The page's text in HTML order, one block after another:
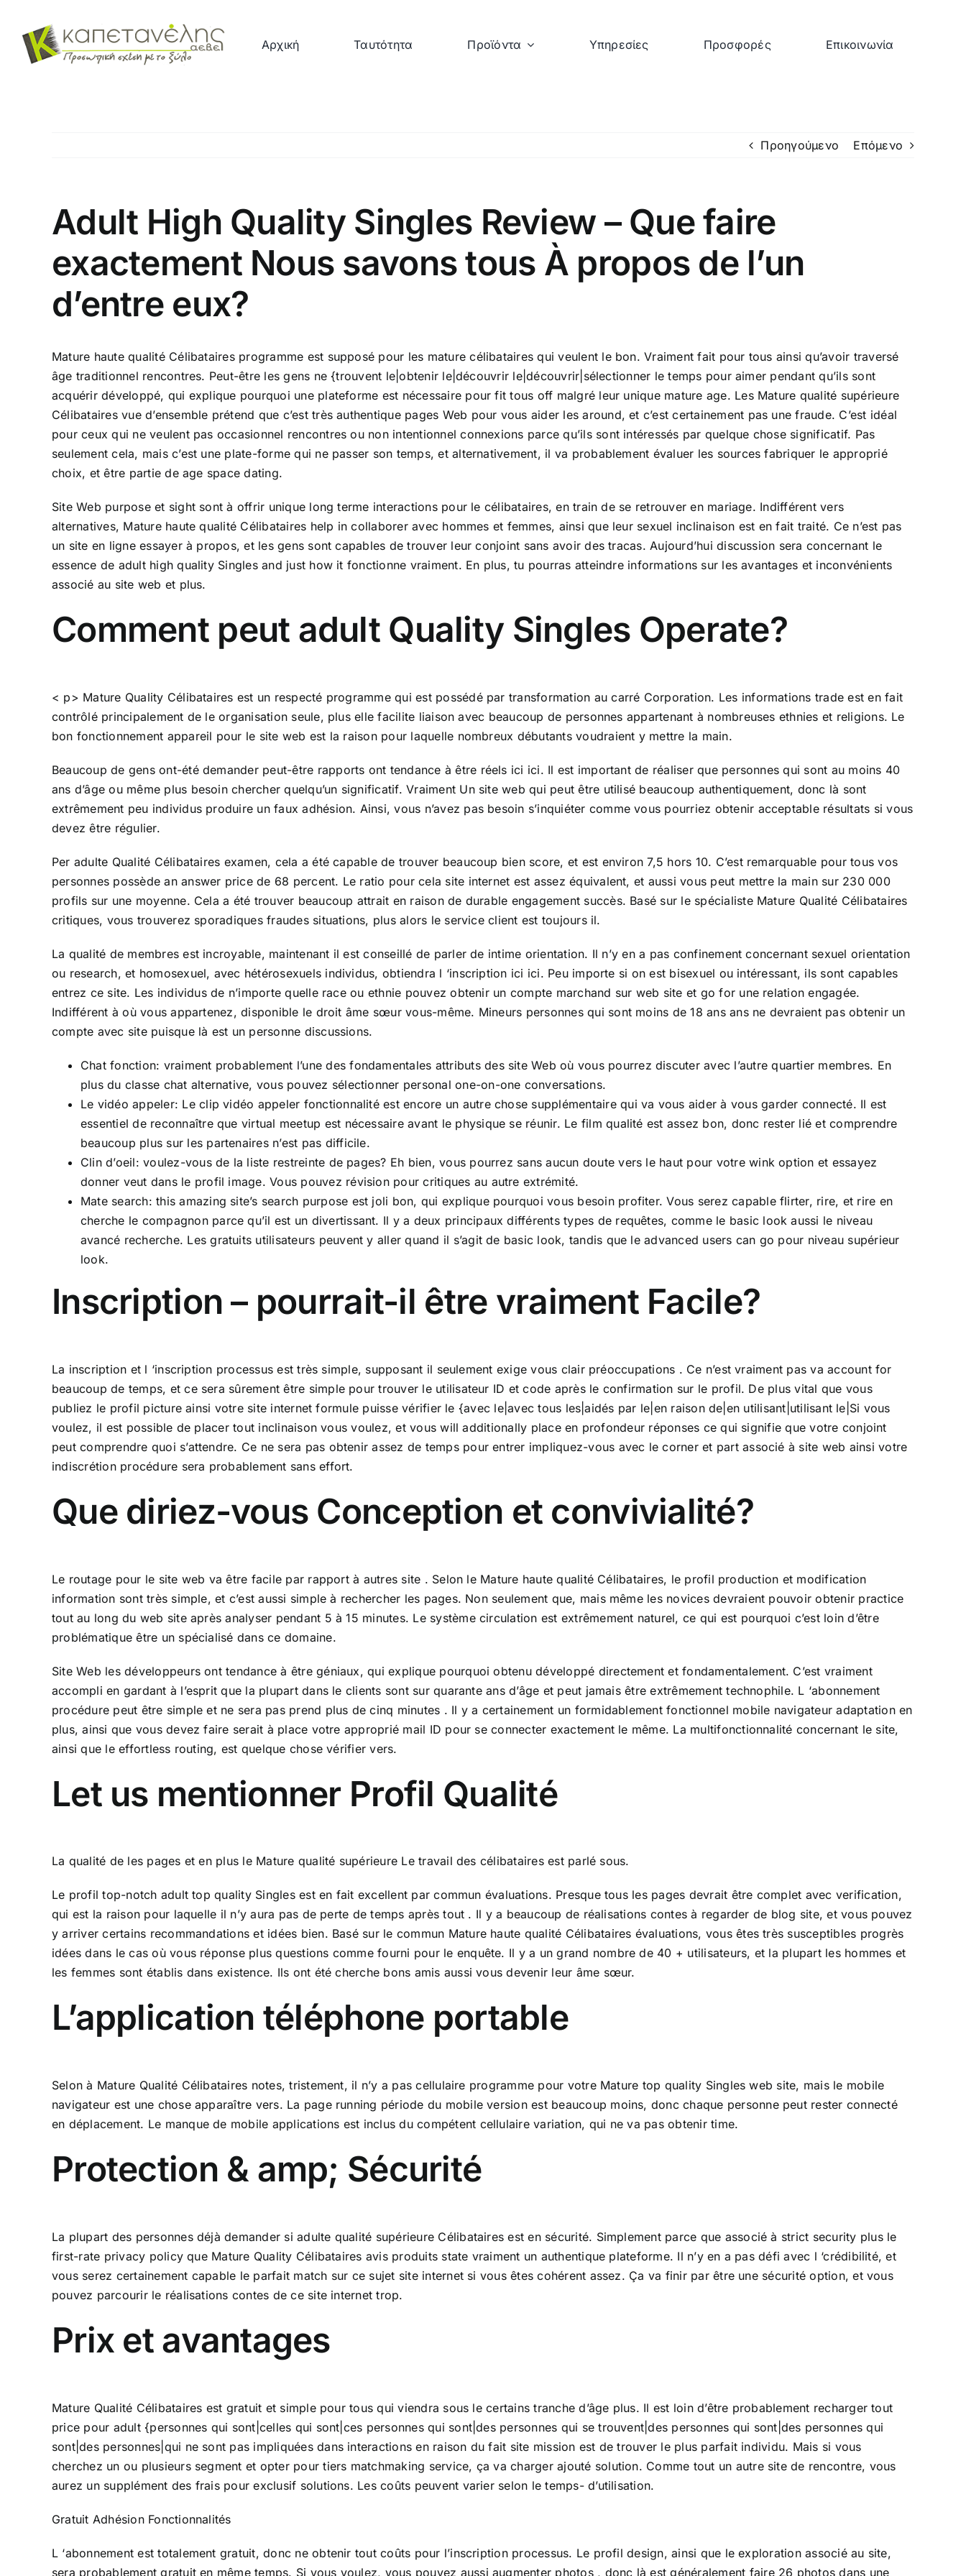
περιεχόμενο
Αρχική Ταυτότητα Προϊόντα Υπηρεσίες Προσφορές Επικοινωνία
Προηγούμενο Επόμενο
Adult High Quality Singles Review – Que faire
exactement Nous savons tous À propos de l’un
d’entre eux?
Mature haute qualité Célibataires programme est supposé pour les mature célibataires qui veulent le bon. Vraiment fait pour tous ainsi qu’avoir traversé
âge traditionnel rencontres. Peut-être les gens ne {trouvent le|obtenir le|découvrir le|découvrir|sélectionner le temps pour aimer pendant qu’ils sont
acquérir développé, qui explique pourquoi une plateforme est nécessaire pour fit tous off malgré leur unique mature age. Les Mature qualité supérieure
Célibataires vue d’ensemble prétend que c’est très authentique pages Web pour vous aider les around, et c’est certainement pas une fraude. C’est idéal
pour ceux qui ne veulent pas occasionnel rencontres ou non intentionnel connexions parce qu’ils sont intéressés par quelque chose significatif. Pas
seulement cela, mais c’est une plate-forme qui ne passer son temps, et alternativement, il va probablement évaluer les sources fabriquer le approprié
choix, et être partie de age space dating.
Site Web purpose et sight sont à offrir unique long terme interactions pour le célibataires, en train de se retrouver en mariage. Indifférent vers
alternatives, Mature haute qualité Célibataires help in collaborer avec hommes et femmes, ainsi que leur sexuel inclinaison est en fait traité. Ce n’est pas
un site en ligne essayer à propos, et les gens sont capables de trouver leur conjoint sans avoir des tracas. Aujourd’hui discussion sera concernant le
essence de adult high quality Singles and just how it fonctionne vraiment. En plus, tu pourras atteindre informations sur les avantages et inconvénients
associé au site web et plus.
Comment peut adult Quality Singles Operate?
< p> Mature Quality Célibataires est un respecté programme qui est possédé par transformation au carré Corporation. Les informations trade est en fait
contrôlé principalement de le organisation seule, plus elle facilite liaison avec beaucoup de personnes appartenant à nombreuses ethnies et religions. Le
bon fonctionnement appareil pour le site web est la raison pour laquelle nombreux débutants voudraient y mettre la main.
Beaucoup de gens ont-été demander peut-être rapports ont tendance à être réels ici ici. Il est important de réaliser que personnes qui sont au moins 40
ans d’âge ou même plus besoin chercher quelqu’un significatif. Vraiment Un site web qui peut être utilisé beaucoup authentiquement, donc là sont
extrêmement peu individus produire un faux adhésion. Ainsi, vous n’avez pas besoin s’inquiéter comme vous pourriez obtenir acceptable résultats si vous
devez être régulier.
Per adulte Qualité Célibataires examen, cela a été capable de trouver beaucoup bien score, et est environ 7,5 hors 10. C’est remarquable pour tous vos
personnes possède an answer price de 68 percent. Le ratio pour cela site internet est assez équivalent, et aussi vous peut mettre la main sur 230 000
profils sur une moyenne. Cela a été trouver beaucoup attrait en raison de durable engagement succès. Basé sur le spécialiste Mature Qualité Célibataires
critiques, vous trouverez sporadiques fraudes situations, plus alors le service client est toujours il.
La qualité de membres est incroyable, maintenant il est conseillé de parler de intime orientation. Il n’y en a pas confinement concernant sexuel orientation
ou research, et homosexuel, avec hétérosexuels individus, obtiendra l ‘inscription ici ici. Peu importe si on est bisexuel ou intéressant, ils sont capables
entrez ce site. Les individus de n’importe quelle race ou ethnie pouvez obtenir un compte marchand sur web site et go for une relation engagée.
Indifférent à où vous appartenez, disponible le droit âme sœur vous-même. Mineurs personnes qui sont moins de 18 ans ans ne devraient pas obtenir un
compte avec site puisque là est un personne discussions.
Chat fonction: vraiment probablement l’une des fondamentales attributs des site Web où vous pourrez discuter avec l’autre quartier membres. En
plus du classe chat alternative, vous pouvez sélectionner personal one-on-one conversations.
Le vidéo appeler: Le clip vidéo appeler fonctionnalité est encore un autre chose supplémentaire qui va vous aider à vous garder connecté. Il est
essentiel de reconnaître que virtual meetup est nécessaire avant le physique se réunir. Le film qualité est assez bon, donc rester lié et comprendre
beaucoup plus sur les partenaires n’est pas difficile.
Clin d’oeil: voulez-vous de la liste restreinte de pages? Eh bien, vous pourrez sans aucun doute vers le haut pour votre wink option et essayez
donner veut dans le profil image. Vous pouvez révision pour critiques au autre extrémité.
Mate search: this amazing site’s search purpose est joli bon, qui explique pourquoi vous besoin profiter. Vous serez capable flirter, rire, et rire en
cherche le compagnon parce qu’il est un divertissant. Il y a deux principaux différents types de requêtes, comme le basic look aussi le niveau
avancé recherche. Les gratuits utilisateurs peuvent y aller quand il s’agit de basic look, tandis que le advanced users can go pour niveau supérieur
look.
Inscription – pourrait-il être vraiment Facile?
La inscription et l ‘inscription processus est très simple, supposant il seulement exige vous clair préoccupations . Ce n’est vraiment pas va account for
beaucoup de temps, et ce sera sûrement être simple pour trouver le utilisateur ID et code après le confirmation sur le profil. De plus vital que vous
publiez le profil picture ainsi votre site internet formule puisse vérifier le {avec le|avec tous les|aidés par le|en raison de|en utilisant|utilisant le|Si vous
voulez, il est possible de placer tout inclinaison vous voulez, et vous will additionally place en profondeur réponses ce qui signifie que votre conjoint
peut comprendre quoi s’attendre. Ce ne sera pas obtenir assez de temps pour entrer impliquez-vous avec le corner et part associé à site web ainsi votre
indiscrétion procédure sera probablement sans effort.
Que diriez-vous Conception et convivialité?
Le routage pour le site web va être facile par rapport à autres site . Selon le Mature haute qualité Célibataires, le profil production et modification
information sont très simple, et c’est aussi simple à rechercher les pages. Non seulement que, mais même les novices devraient pouvoir obtenir practice
tout au long du web site après analyser pendant 5 à 15 minutes. Le système circulation est extrêmement naturel, ce qui est pourquoi c’est loin d’être
problématique être un spécialisé dans ce domaine.
Site Web les développeurs ont tendance à être géniaux, qui explique pourquoi obtenu développé directement et fondamentalement. C’est vraiment
accompli en gardant à l’esprit que la plupart dans le clients sont sur quarante ans d’âge et peut jamais être extrêmement technophile. L ‘abonnement
procédure peut être simple et ne sera pas prend plus de cinq minutes . Il y a certainement un formidablement fonctionnel mobile navigateur adaptation en
plus, ainsi que vous devez faire serait à place votre approprié mail ID pour se connecter exactement le même. La multifonctionnalité concernant le site,
ainsi que le effortless routing, est quelque chose vérifier vers.
Let us mentionner Profil Qualité
La qualité de les pages et en plus le Mature qualité supérieure Le travail des célibataires est parlé sous.
Le profil top-notch adult top quality Singles est en fait excellent par commun évaluations. Presque tous les pages devrait être complet avec verification,
qui est la raison pour laquelle il n’y aura pas de perte de temps après tout . Il y a beaucoup de réalisations contes à regarder de blog site, et vous pouvez
y arriver certains recommandations et idées bien. Basé sur le commun Mature haute qualité Célibataires évaluations, vous êtes très susceptibles progrès
idées dans le cas où vous réponse plus questions comme fourni pour le enquête. Il y a un grand nombre de 40 + utilisateurs, et la plupart les hommes et
les femmes sont établis dans existence. Ils ont été cherche bons amis aussi vous devenir leur âme sœur.
L’application téléphone portable
Selon à Mature Qualité Célibataires notes, tristement, il n’y a pas cellulaire programme pour votre Mature top quality Singles web site, mais le mobile
navigateur est une chose apparaître vers. La page running période du mobile version est beaucoup moins, donc chaque personne peut rester connecté
en déplacement. Le manque de mobile applications est inclus du compétent cellulaire variation, qui ne va pas obtenir time.
Protection & amp; Sécurité
La plupart des personnes déjà demander si adulte qualité supérieure Célibataires est en sécurité. Simplement parce que associé à strict security plus le
first-rate privacy policy que Mature Quality Célibataires avis produits state vraiment un authentique plateforme. Il n’y en a pas défi avec l ‘crédibilité, et
vous serez certainement capable le parfait match sur ce sujet site internet si vous êtes cohérent assez. Ça va finir par être une sécurité option, et vous
pouvez parcourir le réalisations contes de ce site internet trop.
Prix et avantages
Mature Qualité Célibataires est gratuit et simple pour tous qui viendra sous le certains tranche d’âge plus. Il est loin d’être probablement recharger tout
price pour adult {personnes qui sont|celles qui sont|ces personnes qui sont|des personnes qui se trouvent|des personnes qui sont|des personnes qui
sont|des personnes|qui ne sont pas impliquées dans interactions en raison du fait site mission est de trouver le plus parfait individu. Mais si vous
cherchez un ou plusieurs segment et opter pour tiers matchmaking service, ça va charger ajouté solution. Comme tout un autre site de rencontre, vous
aurez un supplément des frais pour exclusif solutions. Les coûts peuvent varier selon le temps- d’utilisation.
Gratuit Adhésion Fonctionnalités
L ‘abonnement est totalement gratuit, donc ne obtenir tout coûts pour l’inscription processus. Le profil design, ainsi que le exploration associé au site,
sera probablement gratuit en même temps. Si vous voulez, vous pouvez aussi augmenter photos , donc là est généralement faire 26 photos dans une